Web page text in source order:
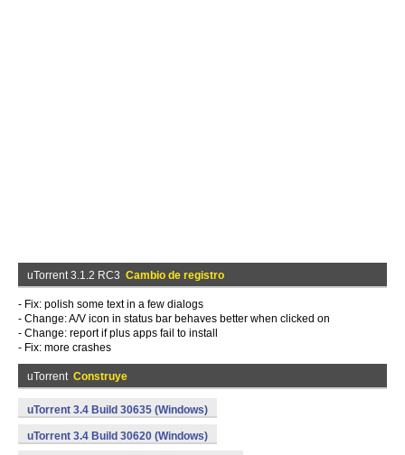
uTorrent 3.1.2 RC3 Cambio de registro
- Fix: polish some text in a few dialogs
- Change: A/V icon in status bar behaves better when clicked on
- Change: report if plus apps fail to install
- Fix: more crashes
uTorrent Construye
uTorrent 3.4 Build 30635 (Windows)
uTorrent 3.4 Build 30620 (Windows)